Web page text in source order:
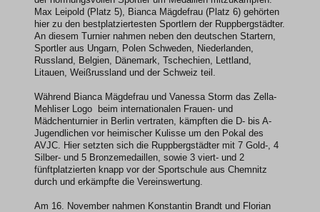
Max Leipold (Platz 5), Bianca Mägdefrau (Platz 6) gehörten
hier zu den bestplatziertesten Sportlern der Ruppbergstädter.
An diesem Turnier nahmen neben den deutschen Startern,
Sportler aus Ungarn, Polen Schweden, Niederlanden,
Russland, Belgien, Dänemark, Tschechien, Lettland,
Litauen, Weißrussland und der Schweiz teil.
Während Bianca Mägdefrau und Vanessa Storm das Zella-
Mehliser Logo beim internationalen Frauen- und
Mädchenturnier in Berlin vertraten, kämpften die D- bis A-
Jugendlichen vor heimischer Kulisse um den Pokal des
AVJC. Hier setzten sich die Ruppbergstädter mit 7 Gold-, 4
Silber- und 5 Bronzemedaillen, sowie 3 viert- und 2
fünftplatzierten knapp vor der Sportschule aus Chemnitz
durch und erkämpfte die Vereinswertung.
Am 16. November nahmen Konstantin Brandt und Florian